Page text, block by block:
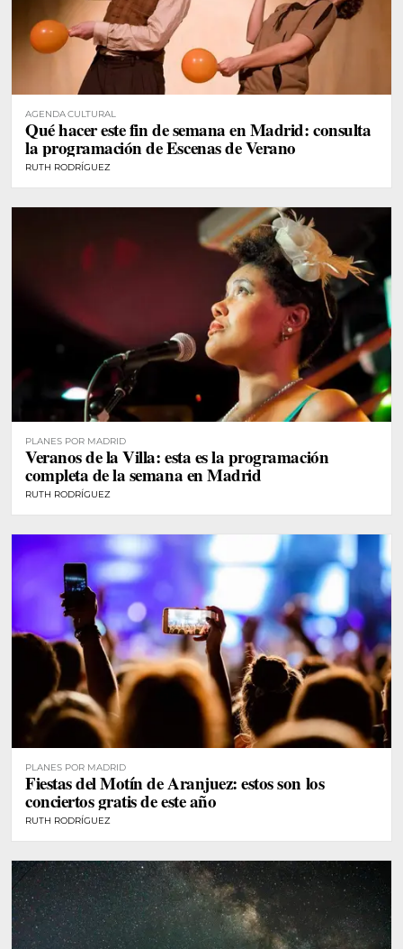
AGENDA CULTURAL
Qué hacer este fin de semana en Madrid: consulta
la programación de Escenas de Verano
RUTH RODRÍGUEZ
PLANES POR MADRID
Veranos de la Villa: esta es la programación
completa de la semana en Madrid
RUTH RODRÍGUEZ
PLANES POR MADRID
Fiestas del Motín de Aranjuez: estos son los
conciertos gratis de este año
RUTH RODRÍGUEZ